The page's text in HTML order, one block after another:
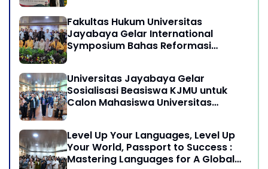
Sukamandi Masagi - Kabupaten
Subang, Jawa Barat
Fakultas Hukum Universitas
Jayabaya Gelar International
Symposium Bahas Reformasi
Universitas Jayabaya Gelar
Sosialisasi Beasiswa KJMU untuk
Calon Mahasiswa Universitas
Level Up Your Languages, Level Up
Your World, Passport to Success :
Mastering Languages for A Global